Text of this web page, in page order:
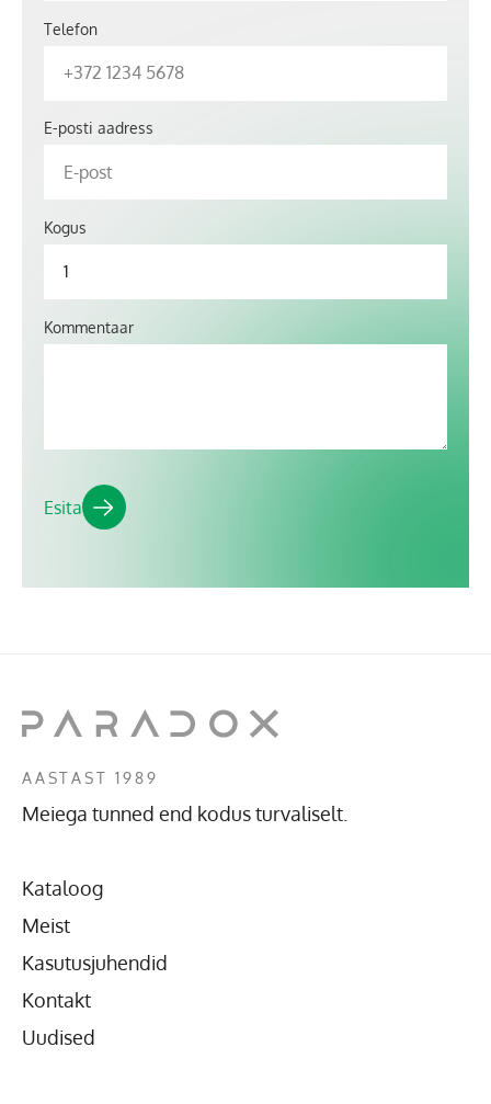
Telefon
E-posti aadress
Kogus
Kommentaar
AASTAST 1989
Meiega tunned end kodus turvaliselt.
Kataloog
Meist
Kasutusjuhendid
Kontakt
Uudised